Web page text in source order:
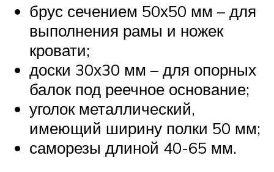
брус сечением 50х50 мм – для
выполнения рамы и ножек
кровати;
доски 30х30 мм – для опорных
балок под реечное основание;
уголок металлический,
имеющий ширину полки 50 мм;
саморезы длиной 40-65 мм.